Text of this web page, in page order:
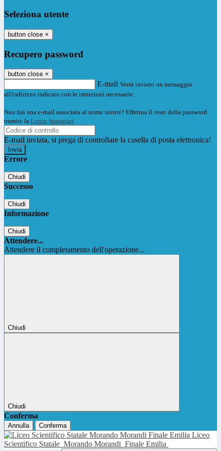
Seleziona utente
button close ×
Recupero password
button close ×
E-mail Verrà inviato un messaggio
all'indirizzo indicato con le istruzioni necessarie.
Non hai una e-mail associata al nome utente? Effettua il reset della password
tramite la Login Spaggiari
E-mail inviata, si prega di controllare la casella di posta elettronica!
Errore
Chiudi
Successo
Chiudi
Informazione
Chiudi
Attendere...
Attendere il completamento dell'operazione...
Chiudi
Chiudi
Conferma
Annulla Conferma
Liceo
Scientifico Statale Morando Morandi Finale Emilia